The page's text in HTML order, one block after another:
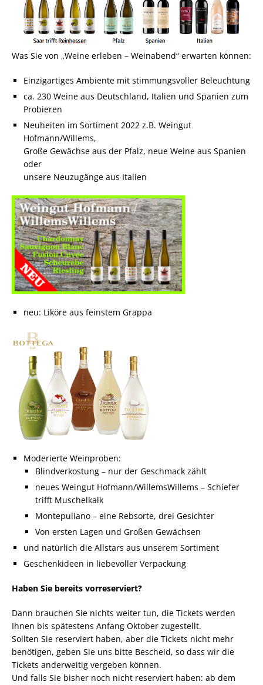
Was Sie von „Weine erleben – Weinabend“ erwarten können:
Einzigartiges Ambiente mit stimmungsvoller Beleuchtung
ca. 230 Weine aus Deutschland, Italien und Spanien zum
Probieren
Neuheiten im Sortiment 2022 z.B. Weingut
Hofmann/Willems,
Große Gewächse aus der Pfalz, neue Weine aus Spanien
oder
unsere Neuzugänge aus Italien
neu: Liköre aus feinstem Grappa
Moderierte Weinproben:
Blindverkostung – nur der Geschmack zählt
neues Weingut Hofmann/WillemsWillems – Schiefer
trifft Muschelkalk
Montepuliano – eine Rebsorte, drei Gesichter
Von ersten Lagen und Großen Gewächsen
und natürlich die Allstars aus unserem Sortiment
Geschenkideen in liebevoller Verpackung
Haben Sie bereits vorreserviert?
Dann brauchen Sie nichts weiter tun, die Tickets werden
Ihnen bis spätestens Anfang Oktober zugestellt.
Sollten Sie reserviert haben, aber die Tickets nicht mehr
benötigen, geben Sie uns bitte Bescheid, so dass wir die
Tickets anderweitig vergeben können.
Und falls Sie bisher noch nicht reserviert haben: ab dem